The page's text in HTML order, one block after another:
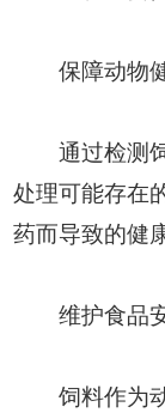
保障动物健
通过检测饲
处理可能存在
药而导致的健
维护食品安
饲料作为动